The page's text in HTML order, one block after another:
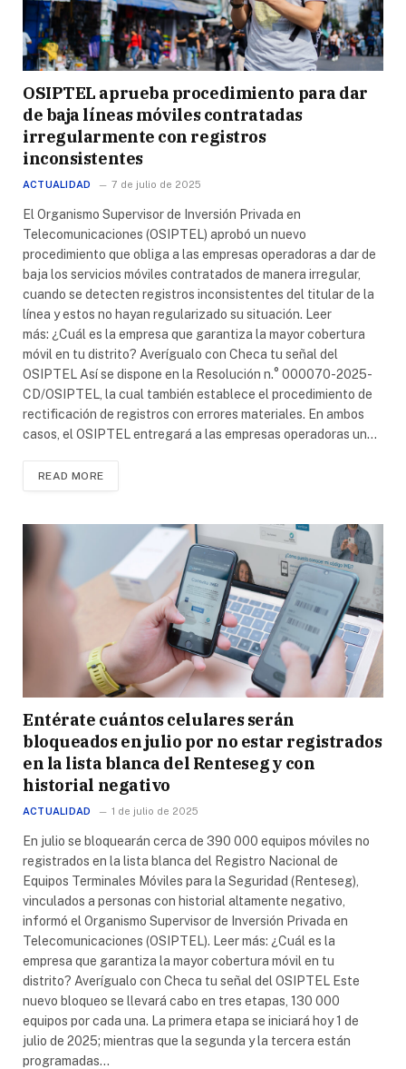
OSIPTEL aprueba procedimiento para dar
de baja líneas móviles contratadas
irregularmente con registros
inconsistentes
ACTUALIDAD 7 de julio de 2025
El Organismo Supervisor de Inversión Privada en
Telecomunicaciones (OSIPTEL) aprobó un nuevo
procedimiento que obliga a las empresas operadoras a dar de
baja los servicios móviles contratados de manera irregular,
cuando se detecten registros inconsistentes del titular de la
línea y estos no hayan regularizado su situación. Leer
más: ¿Cuál es la empresa que garantiza la mayor cobertura
móvil en tu distrito? Averígualo con Checa tu señal del
OSIPTEL Así se dispone en la Resolución n.° 000070-2025-
CD/OSIPTEL, la cual también establece el procedimiento de
rectificación de registros con errores materiales. En ambos
casos, el OSIPTEL entregará a las empresas operadoras un…
READ MORE
Entérate cuántos celulares serán
bloqueados en julio por no estar registrados
en la lista blanca del Renteseg y con
historial negativo
ACTUALIDAD 1 de julio de 2025
En julio se bloquearán cerca de 390 000 equipos móviles no
registrados en la lista blanca del Registro Nacional de
Equipos Terminales Móviles para la Seguridad (Renteseg),
vinculados a personas con historial altamente negativo,
informó el Organismo Supervisor de Inversión Privada en
Telecomunicaciones (OSIPTEL). Leer más: ¿Cuál es la
empresa que garantiza la mayor cobertura móvil en tu
distrito? Averígualo con Checa tu señal del OSIPTEL Este
nuevo bloqueo se llevará cabo en tres etapas, 130 000
equipos por cada una. La primera etapa se iniciará hoy 1 de
julio de 2025; mientras que la segunda y la tercera están
programadas…